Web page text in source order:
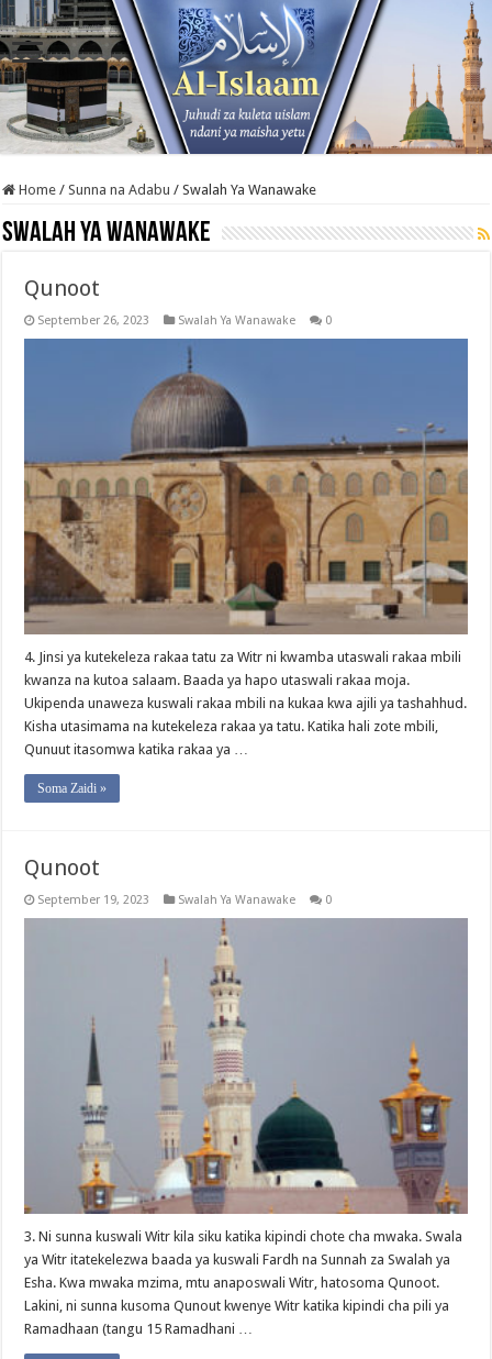
Home / Sunna na Adabu / Swalah Ya Wanawake
Swalah Ya Wanawake
Qunoot
September 26, 2023 Swalah Ya Wanawake 0
4. Jinsi ya kutekeleza rakaa tatu za Witr ni kwamba utaswali rakaa mbili
kwanza na kutoa salaam. Baada ya hapo utaswali rakaa moja.
Ukipenda unaweza kuswali rakaa mbili na kukaa kwa ajili ya tashahhud.
Kisha utasimama na kutekeleza rakaa ya tatu. Katika hali zote mbili,
Qunuut itasomwa katika rakaa ya …
Soma Zaidi »
Qunoot
September 19, 2023 Swalah Ya Wanawake 0
3. Ni sunna kuswali Witr kila siku katika kipindi chote cha mwaka. Swala
ya Witr itatekelezwa baada ya kuswali Fardh na Sunnah za Swalah ya
Esha. Kwa mwaka mzima, mtu anaposwali Witr, hatosoma Qunoot.
Lakini, ni sunna kusoma Qunout kwenye Witr katika kipindi cha pili ya
Ramadhaan (tangu 15 Ramadhani …